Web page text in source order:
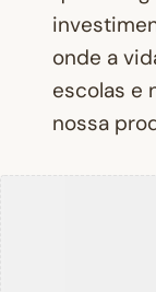
onde a
escolas e
nossa